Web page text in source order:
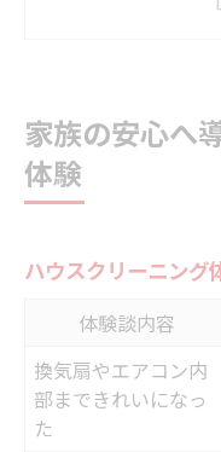
キッチンクリー
快適生活を
キッチンの
実際のクリーニ
利用者の声
家族の安心へ
体験
ハウスクリーニング
体験談内容
換気扇やエアコン内
部まできれいになっ
た